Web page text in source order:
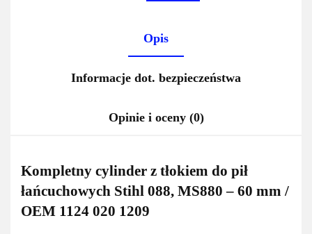
Opis
Informacje dot. bezpieczeństwa
Opinie i oceny (0)
Kompletny cylinder z tłokiem do pił
łańcuchowych Stihl 088, MS880 – 60 mm /
OEM 1124 020 1209